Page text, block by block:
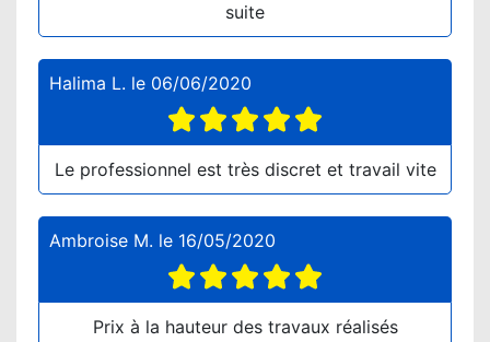
suite
Halima L. le 06/06/2020
Le professionnel est très discret et travail vite
Ambroise M. le 16/05/2020
Prix à la hauteur des travaux réalisés